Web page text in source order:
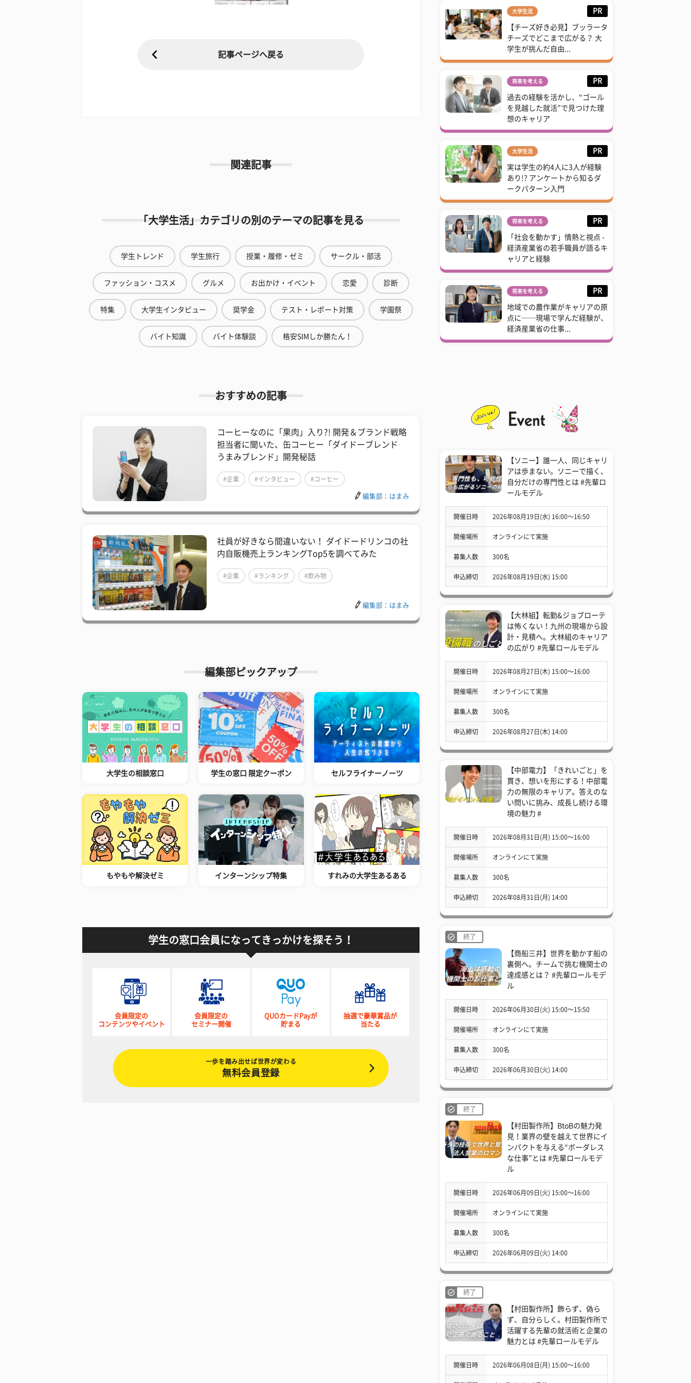
記事ページへ戻る
関連記事
「大学生活」カテゴリの別のテーマの記事を見る
学生トレンド 学生旅行 授業・履修・ゼミ サークル・部活
ファッション・コスメ グルメ お出かけ・イベント 恋愛 診断
特集 大学生インタビュー 奨学金 テスト・レポート対策 学園祭
バイト知識 バイト体験談 格安SIMしか勝たん！
おすすめの記事
コーヒーなのに「果肉」入り?! 開発＆ブランド戦略
担当者に聞いた、缶コーヒー「ダイドーブレンド
うまみブレンド」開発秘話
#企業 #インタビュー #コーヒー
編集部：はまみ
社員が好きなら間違いない！ ダイドードリンコの社
内自販機売上ランキングTop5を調べてみた
#企業 #ランキング #飲み物
編集部：はまみ
編集部ピックアップ
大学生の相談窓口 学生の窓口 限定クーポン セルフライナーノーツ
もやもや解決ゼミ インターンシップ特集 すれみの大学生あるある
学生の窓口会員になってきっかけを探そう！
会員限定の
コンテンツやイベント
会員限定の
セミナー開催
QUOカードPayが
貯まる
抽選で豪華賞品が
当たる
一歩を踏み出せば世界が変わる
無料会員登録
大学生活 PR
【チーズ好き必見】ブッラータ
チーズでどこまで広がる？ 大
学生が挑んだ自由...
将来を考える PR
過去の経験を活かし、“ゴール
を見越した就活”で見つけた理
想のキャリア
大学生活 PR
実は学生の約4人に3人が経験
あり!? アンケートから知るダ
ークパターン入門
将来を考える PR
「社会を動かす」情熱と視点 -
経済産業省の若手職員が語るキ
ャリアと経験
将来を考える PR
地域での農作業がキャリアの原
点に──現場で学んだ経験が、
経済産業省の仕事...
【ソニー】誰一人、同じキャリ
アは歩まない。ソニーで描く、
自分だけの専門性とは #先輩ロ
ールモデル
開催日時 2026年08月19日(水) 16:00〜16:50
開催場所 オンラインにて実施
募集人数 300名
申込締切 2026年08月19日(水) 15:00
【大林組】転勤&ジョブローテ
は怖くない！九州の現場から設
計・見積へ。大林組のキャリア
の広がり #先輩ロールモデル
開催日時 2026年08月27日(木) 15:00〜16:00
開催場所 オンラインにて実施
募集人数 300名
申込締切 2026年08月27日(木) 14:00
【中部電力】「きれいごと」を
貫き、想いを形にする！中部電
力の無限のキャリア。答えのな
い問いに挑み、成長し続ける環
境の魅力 #
開催日時 2026年08月31日(月) 15:00〜16:00
開催場所 オンラインにて実施
募集人数 300名
申込締切 2026年08月31日(月) 14:00
終了
【商船三井】世界を動かす船の
裏側へ。チームで挑む機関士の
達成感とは？ #先輩ロールモデ
ル
開催日時 2026年06月30日(火) 15:00〜15:50
開催場所 オンラインにて実施
募集人数 300名
申込締切 2026年06月30日(火) 14:00
終了
【村田製作所】BtoBの魅力発
見！業界の壁を越えて世界にイ
ンパクトを与える“ボーダレス
な仕事”とは #先輩ロールモデ
ル
開催日時 2026年06月09日(火) 15:00〜16:00
開催場所 オンラインにて実施
募集人数 300名
申込締切 2026年06月09日(火) 14:00
終了
【村田製作所】飾らず、偽ら
ず、自分らしく。村田製作所で
活躍する先輩の就活術と企業の
魅力とは #先輩ロールモデル
開催日時 2026年06月08日(月) 15:00〜16:00